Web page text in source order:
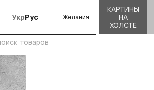
УкрРус Желания
КАРТИНЫ
НА
ХОЛСТЕ